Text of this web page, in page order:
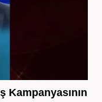
Kampanyasının